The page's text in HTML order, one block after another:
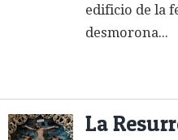
edificio de la
desmorona...
La